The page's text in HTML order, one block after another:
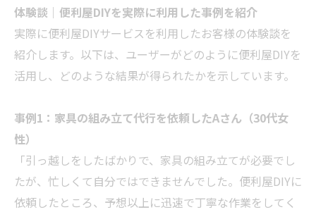
体験談｜便利屋DIYを実際に利用した事例を紹介
実際に便利屋DIYサービスを利用したお客様の体験談を
紹介します。以下は、ユーザーがどのように便利屋DIYを
活用し、どのような結果が得られたかを示しています。
事例1：家具の組み立て代行を依頼したAさん（30代女
性）
「引っ越しをしたばかりで、家具の組み立てが必要でし
たが、忙しくて自分ではできませんでした。便利屋DIYに
依頼したところ、予想以上に迅速で丁寧な作業をしてく